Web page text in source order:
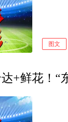
图文
达+鲜花！